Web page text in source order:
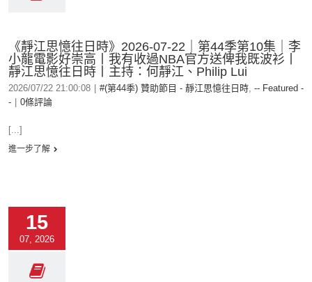
《靜江思憶往日時》2026-07-22｜第44季第10集｜李
小龍電影好崇高丨我有收過NBA官方送俾我既波衫丨
靜江思憶往日時丨主持：何靜江、Philip Lui
2026/07/22 21:00:08 #(第44季) 贊助節目 - 靜江思憶往日時, -- Featured -
-
0條評論
[...]
進一步了解
15
07, 2026